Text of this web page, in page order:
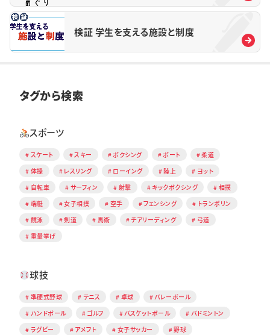
検証 学生を支える施設と制度
タグから検索
スポーツ
スケート スキー ボクシング ボート
柔道
体操
レスリング ローイング 陸上
ヨット
自転車
サーフィン 射撃 キックボクシング
相撲
端艇
女子相撲 空手 フェンシング
トランポリン
競泳
剣道 馬術 チアリーディング
弓道
重量挙げ
球技
準硬式野球 テニス 卓球
バレーボール
ハンドボール
ゴルフ バスケットボール
バドミントン
ラグビー
アメフト 女子サッカー
野球